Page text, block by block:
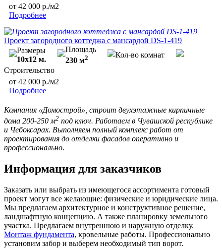
от 42 000 р./м2
Подробнее
Проект загородного коттеджа с мансардой DS-1-419
Размеры
10х12 м.
Площадь
230 м2
Кол-во комнат
Строительство
от 42 000 р./м2
Подробнее
Компания «Домострой», строит двухэтажные кирпичные
дома 200-250 м2 под ключ. Работаем в Чувашской республике
и Чебоксарах. Выполняем полный комплекс работ от
проектирования до отделки фасадов оперативно и
профессионально.
Информация для заказчиков
Заказать или выбрать из имеющегося ассортимента готовый
проект могут все желающие: физические и юридические лица.
Мы предлагаем архитектурное и конструктивное решение,
ландшафтную концепцию. А также планировку земельного
участка. Предлагаем внутреннюю и наружную отделку.
Монтаж фундамента, кровельные работы. Профессионально
установим забор и выберем необходимый тип ворот.